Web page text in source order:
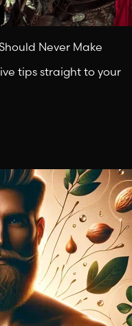
Never Make
tips straight to your